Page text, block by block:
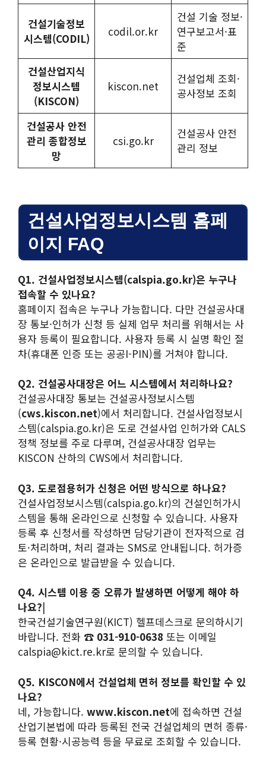
건설기술정보
시스템(CODIL)
codil.or.kr
건설 기술 정보·
연구보고서·표
준
건설산업지식
정보시스템
(KISCON)
kiscon.net
건설업체 조회·
공사정보 조회
건설공사 안전
관리 종합정보
망
csi.go.kr
건설공사 안전
관리 정보
건설사업정보시스템 홈페
이지 FAQ
Q1. 건설사업정보시스템(calspia.go.kr)은 누구나
접속할 수 있나요?
홈페이지 접속은 누구나 가능합니다. 다만 건설공사대
장 통보·인허가 신청 등 실제 업무 처리를 위해서는 사
용자 등록이 필요합니다. 사용자 등록 시 실명 확인 절
차(휴대폰 인증 또는 공공I-PIN)를 거쳐야 합니다.
Q2. 건설공사대장은 어느 시스템에서 처리하나요?
건설공사대장 통보는 건설공사정보시스템
(cws.kiscon.net)에서 처리합니다. 건설사업정보시
스템(calspia.go.kr)은 도로 건설사업 인허가와 CALS
정책 정보를 주로 다루며, 건설공사대장 업무는
KISCON 산하의 CWS에서 처리합니다.
Q3. 도로점용허가 신청은 어떤 방식으로 하나요?
건설사업정보시스템(calspia.go.kr)의 건설인허가시
스템을 통해 온라인으로 신청할 수 있습니다. 사용자
등록 후 신청서를 작성하면 담당기관이 전자적으로 검
토·처리하며, 처리 결과는 SMS로 안내됩니다. 허가증
은 온라인으로 발급받을 수 있습니다.
Q4. 시스템 이용 중 오류가 발생하면 어떻게 해야 하
나요?|
한국건설기술연구원(KICT) 헬프데스크로 문의하시기
바랍니다. 전화 ☎ 031-910-0638 또는 이메일
calspia@kict.re.kr로 문의할 수 있습니다.
Q5. KISCON에서 건설업체 면허 정보를 확인할 수 있
나요?
네, 가능합니다. www.kiscon.net에 접속하면 건설
산업기본법에 따라 등록된 전국 건설업체의 면허 종류·
등록 현황·시공능력 등을 무료로 조회할 수 있습니다.